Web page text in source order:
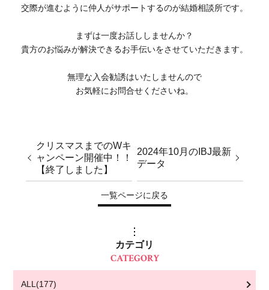
交際が進むように仲人がサポートするのが結婚相談所です。
まずは一度お話ししませんか？
貴方のお悩みが解決できるお手伝いをさせていただきます。
無理な入会勧誘はいたしませんので
お気軽にお問合せくださいね。
クリスマスまでのWキ
ャンペーン開催中！！
【終了しました】
2024年10月のIBJ最新
データ
一覧ページに戻る
カテゴリ
CATEGORY
ALL(177)